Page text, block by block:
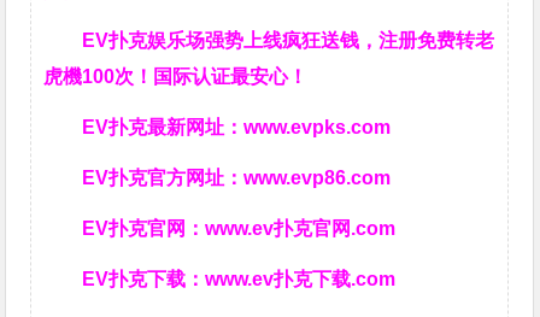
EV扑克娱乐场强势上线疯狂送钱，注册免费转老
虎機100次！国际认证最安心！
EV扑克最新网址：www.evpks.com
EV扑克官方网址：www.evp86.com
EV扑克官网：www.ev扑克官网.com
EV扑克下载：www.ev扑克下载.com